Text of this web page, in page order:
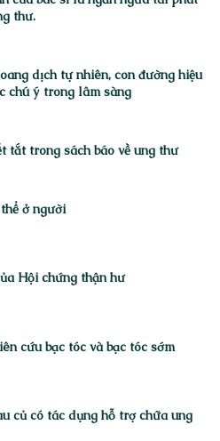
thư.
dịch tự nhiên, con đường hiệu
chú ý trong lâm sàng
tắt trong sách báo về ung thư
ở người
Hội chứng thận hư
cứu bạc tóc và bạc tóc sớm
củ có tác dụng hỗ trợ chữa ung